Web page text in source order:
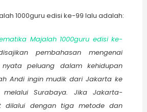
1000guru edisi ke-99 lalu adalah:
Majalah 1000guru edisi ke-
pembahasan mengenai
nyata peluang dalam kehidupan
Andi ingin mudik dari Jakarta ke
melalui Surabaya. Jika Jakarta-
dilalui dengan tiga metode dan